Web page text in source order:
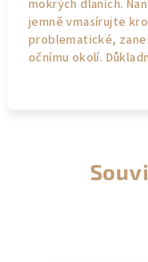
mokrých dlaních.
jemně vmasírujte
problematické,
očnímu okolí.